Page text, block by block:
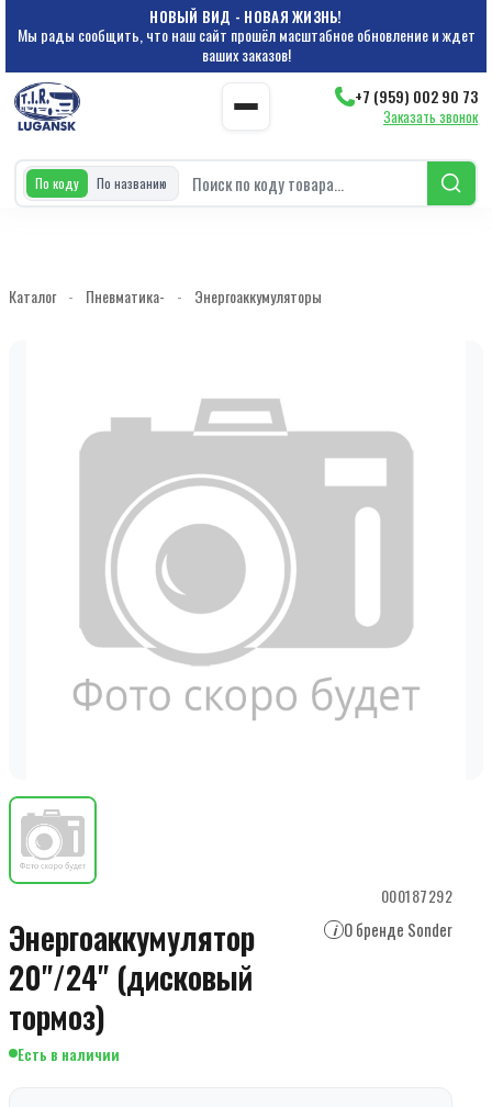
НОВЫЙ ВИД - НОВАЯ ЖИЗНЬ!
Мы рады сообщить, что наш сайт прошёл масштабное обновление и ждет
ваших заказов!
+7 (959) 002 90 73
Заказать звонок
По коду По названию
Каталог - Пневматика- - Энергоаккумуляторы
000187292
Энергоаккумулятор
20"/24" (дисковый
тормоз)
i О бренде Sonder
Есть в наличии